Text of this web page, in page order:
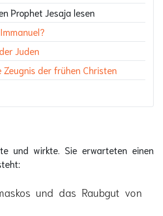
Prophet Jesaja lesen
Juden
Zeugnis der frühen Christen
und wirkte. Sie erwarteten einen
und das Raubgut von